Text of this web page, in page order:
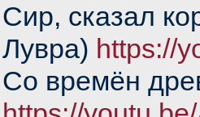
Сир, сказал
Лувра) https://
Со времён